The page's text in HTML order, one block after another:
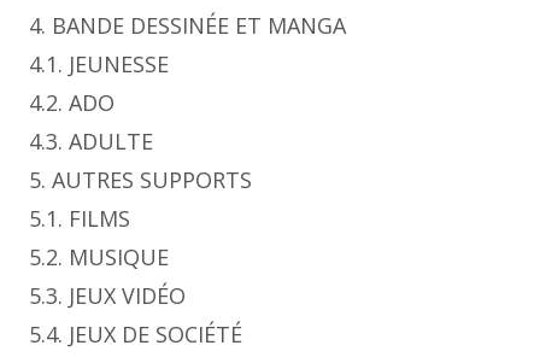
4. BANDE DESSINÉE ET MANGA
4.1. JEUNESSE
4.2. ADO
4.3. ADULTE
5. AUTRES SUPPORTS
5.1. FILMS
5.2. MUSIQUE
5.3. JEUX VIDÉO
5.4. JEUX DE SOCIÉTÉ